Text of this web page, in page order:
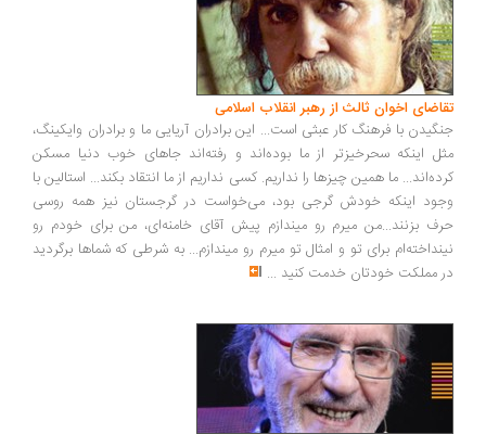
تقاضای اخوان ثالث از رهبر انقلاب اسلامی
جنگیدن با فرهنگ کار عبثی است... این برادران آریایی ما و برادران وایکینگ،
مثل اینکه سحرخیزتر از ما بوده‌اند و رفته‌اند جاهای خوب دنیا مسکن
کرده‌اند... ما همین چیزها را نداریم. کسی نداریم از ما انتقاد بکند... استالین با
وجود اینکه خودش گرجی بود، می‌خواست در گرجستان نیز همه روسی
حرف بزنند...من میرم رو میندازم پیش آقای خامنه‌ای، من برای خودم رو
نینداخته‌ام برای تو و امثال تو میرم رو میندازم... به شرطی که شماها برگردید
در مملکت خودتان خدمت کنید ...